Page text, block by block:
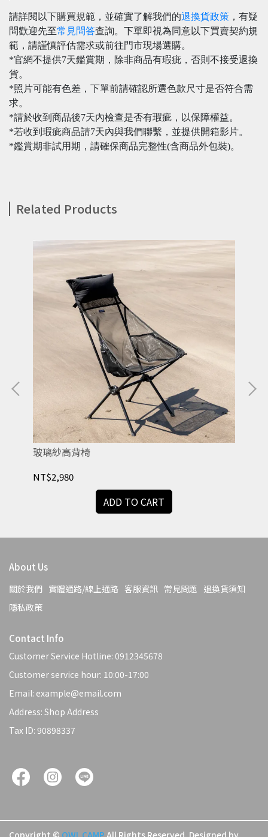
請詳閱以下購買規範，並確實了解我們的退換貨政策 ，有疑
問歡迎先至常見問答查詢。下單即視為同意以下買賣契約規
範，請謹慎評估需求或前往門市現場選購。
*官網不提供7天鑑賞期，除非商品有瑕疵，否則不接受退換
貨。
*照片可能有色差，下單前請確認所選色款尺寸是否符合需
求。
*請於收到商品後7天內檢查是否有瑕疵，以保障權益。
*若收到瑕疵商品請7天內與我們聯繫，並提供開箱影片。
*鑑賞期非試用期，請確保商品完整性(含商品外包裝)。
Related Products
玻璃紗高背椅
NT$2,980
ADD TO CART
About Us
關於我們 實體通路/線上通路 客服資訊 常見問題 退換貨須知
隱私政策
Contact Info
Customer Service Hotline: 0912345678
Customer service hour: 10:00-17:00
Email: example@email.com
Address: Shop Address
Tax ID: 90898337
Copyright © OWL CAMP All Rights Reserved. Designed by